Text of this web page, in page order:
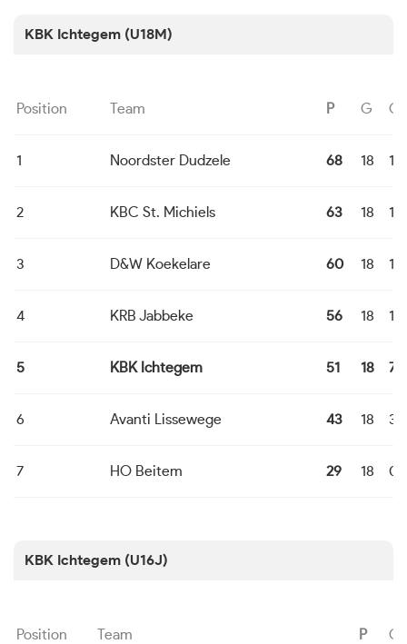
KBK Ichtegem (U18M)
Position Team P G G
1 Noordster Dudzele 68 18 16
2 KBC St. Michiels 63 18 13
3 D&W Koekelare 60 18 12
4 KRB Jabbeke 56 18 10
5 KBK Ichtegem 51 18 7
6 Avanti Lissewege 43 18 3
7 HO Beitem 29 18 0
KBK Ichtegem (U16J)
Position Team P G